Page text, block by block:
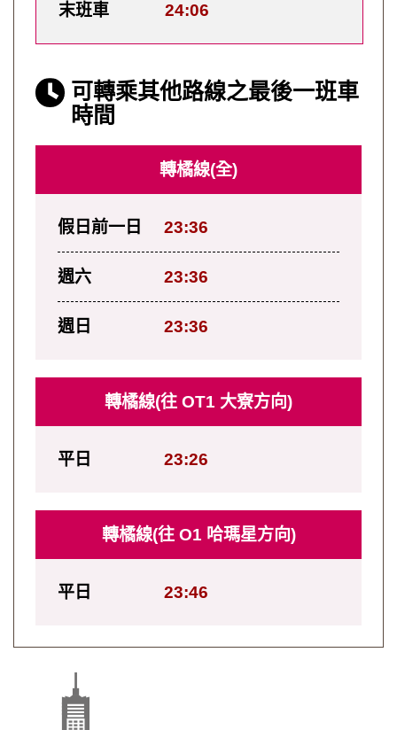
末班車 24:06
可轉乘其他路線之最後一班車
時間
轉橘線(全)
假日前一日 23:36
週六 23:36
週日 23:36
轉橘線(往 OT1 大寮方向)
平日 23:26
轉橘線(往 O1 哈瑪星方向)
平日 23:46